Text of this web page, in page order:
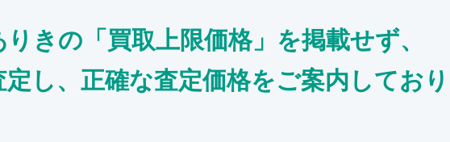
きの「買取上限価格」を掲載せず、
し、正確な査定価格をご案内しており